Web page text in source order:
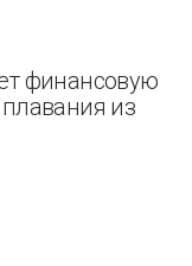
финансовую
из